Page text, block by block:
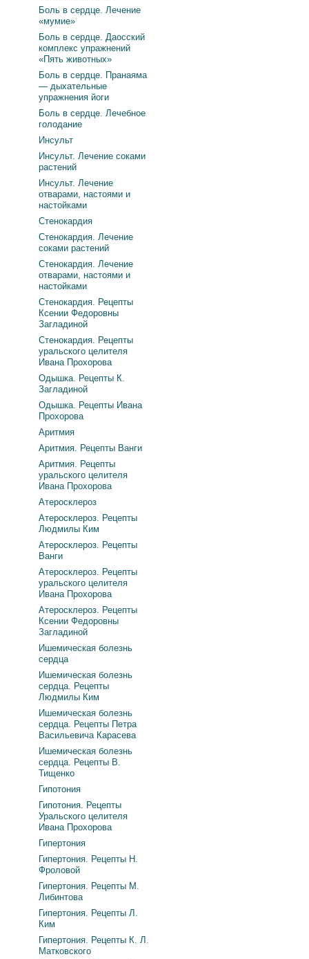
Боль в сердце. Лечение
«мумие»
Боль в сердце. Даосский
комплекс упражнений
«Пять животных»
Боль в сердце. Пранаяма
— дыхательные
упражнения йоги
Боль в сердце. Лечебное
голодание
Инсульт
Инсульт. Лечение соками
растений
Инсульт. Лечение
отварами, настоями и
настойками
Стенокардия
Стенокардия. Лечение
соками растений
Стенокардия. Лечение
отварами, настоями и
настойками
Стенокардия. Рецепты
Ксении Федоровны
Загладиной
Стенокардия. Рецепты
уральского целителя
Ивана Прохорова
Одышка. Рецепты К.
Загладиной
Одышка. Рецепты Ивана
Прохорова
Аритмия
Аритмия. Рецепты Ванги
Аритмия. Рецепты
уральского целителя
Ивана Прохорова
Атеросклероз
Атеросклероз. Рецепты
Людмилы Ким
Атеросклероз. Рецепты
Ванги
Атеросклероз. Рецепты
уральского целителя
Ивана Прохорова
Атеросклероз. Рецепты
Ксении Федоровны
Загладиной
Ишемическая болезнь
сердца
Ишемическая болезнь
сердца. Рецепты
Людмилы Ким
Ишемическая болезнь
сердца. Рецепты Петра
Васильевича Карасева
Ишемическая болезнь
сердца. Рецепты В.
Тищенко
Гипотония
Гипотония. Рецепты
Уральского целителя
Ивана Прохорова
Гипертония
Гипертония. Рецепты Н.
Фроловой
Гипертония. Рецепты М.
Либинтова
Гипертония. Рецепты Л.
Ким
Гипертония. Рецепты К. Л.
Матковского